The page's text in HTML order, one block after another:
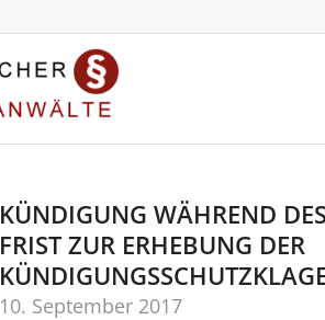
KÜNDIGUNG WÄHREND
FRIST ZUR ERHEBUNG DER
10. September 2017